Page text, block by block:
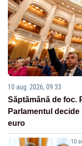
10 aug. 2026, 09:33
Săptămână de foc.
Parlamentul
euro
10